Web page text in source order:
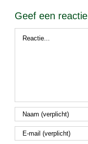
Geef een reactie